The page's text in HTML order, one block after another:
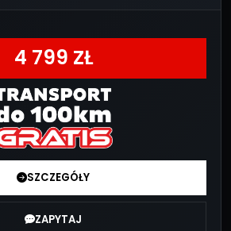
4 799 ZŁ
SZCZEGÓŁY
ZAPYTAJ